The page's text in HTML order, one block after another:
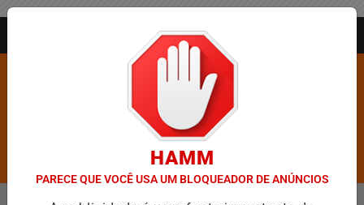
Pesquisar Notícia
EM JEQUIÉ E REFORÇA PROGRAMAÇÃO COM THALLES
MENU
HAMM
PARECE QUE VOCÊ USA UM BLOQUEADOR DE ANÚNCIOS